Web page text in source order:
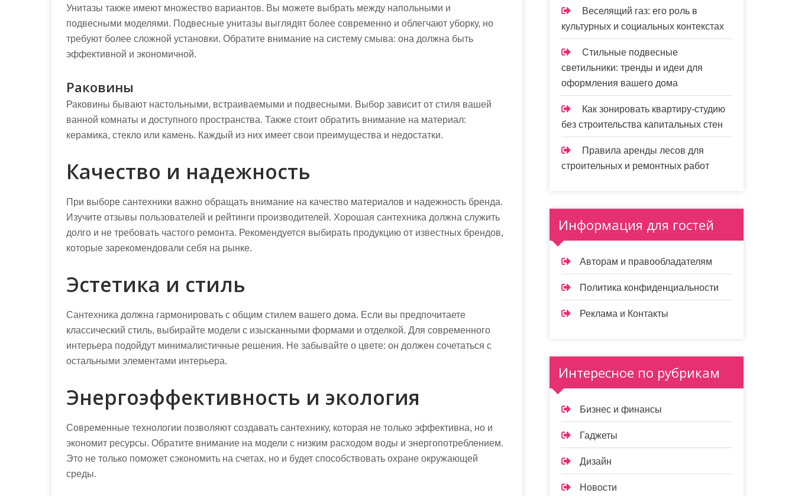
Унитазы также имеют множество вариантов. Вы можете выбрать между напольными и
подвесными моделями. Подвесные унитазы выглядят более современно и облегчают уборку, но
требуют более сложной установки. Обратите внимание на систему смыва: она должна быть
эффективной и экономичной.
Раковины
Раковины бывают настольными, встраиваемыми и подвесными. Выбор зависит от стиля вашей
ванной комнаты и доступного пространства. Также стоит обратить внимание на материал:
керамика, стекло или камень. Каждый из них имеет свои преимущества и недостатки.
Качество и надежность
При выборе сантехники важно обращать внимание на качество материалов и надежность бренда.
Изучите отзывы пользователей и рейтинги производителей. Хорошая сантехника должна служить
долго и не требовать частого ремонта. Рекомендуется выбирать продукцию от известных брендов,
которые зарекомендовали себя на рынке.
Эстетика и стиль
Сантехника должна гармонировать с общим стилем вашего дома. Если вы предпочитаете
классический стиль, выбирайте модели с изысканными формами и отделкой. Для современного
интерьера подойдут минималистичные решения. Не забывайте о цвете: он должен сочетаться с
остальными элементами интерьера.
Энергоэффективность и экология
Современные технологии позволяют создавать сантехнику, которая не только эффективна, но и
экономит ресурсы. Обратите внимание на модели с низким расходом воды и энергопотреблением.
Это не только поможет сэкономить на счетах, но и будет способствовать охране окружающей
среды.
Веселящий газ: его роль в
культурных и социальных контекстах
Стильные подвесные
светильники: тренды и идеи для
оформления вашего дома
Как зонировать квартиру-студию
без строительства капитальных стен
Правила аренды лесов для
строительных и ремонтных работ
Информация для гостей
Авторам и правообладателям
Политика конфиденциальности
Реклама и Контакты
Интересное по рубрикам
Бизнес и финансы
Гаджеты
Дизайн
Новости